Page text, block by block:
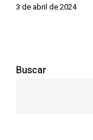
3 de abril de 2024
Buscar